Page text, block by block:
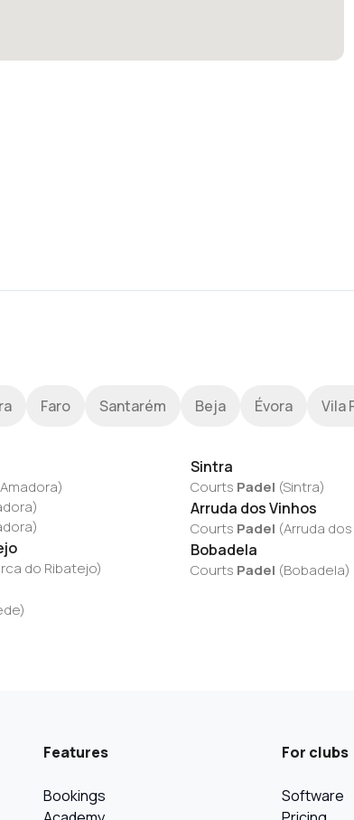
Faro Santarém Beja Évora Vila
Amadora)
)
)
do Ribatejo)
)
Sintra
Courts Padel (Sintra)
Arruda dos Vinhos
Courts Padel (Arruda
Bobadela
Courts Padel (Bobadela)
Features
Bookings
For clubs
Software